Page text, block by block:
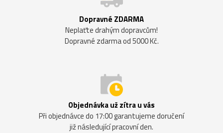
Dopravné ZDARMA
Neplaťte drahým dopravcům!
Dopravné zdarma od 5000 Kč.
Objednávka už zítra u vás
Při objednávce do 17:00 garantujeme doručení
již následující pracovní den.